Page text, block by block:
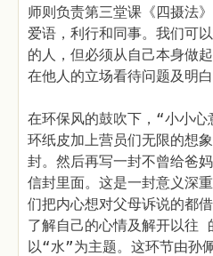
师则负责第三堂课《四摄法
爱语，利行和同事。我们可
的人，但必须从自己本身做
在他人的立场看待问题及明白
在环保风的鼓吹下，“小小
环纸皮加上营员们无限的想
封。然后再写一封不曾给爸
信封里面。这是一封意义深
们把内心想对父母诉说的都
了解自己的心情及解开以往
以“水”为主题。这环节由孙